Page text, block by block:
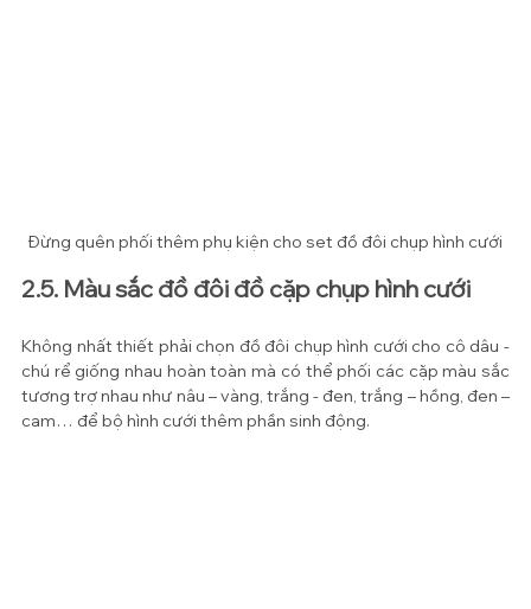
Đừng quên phối thêm phụ kiện cho set đồ đôi chụp hình cưới
2.5. Màu sắc đồ đôi đồ cặp chụp hình cưới
Không nhất thiết phải chọn đồ đôi chụp hình cưới cho cô dâu -
chú rể giống nhau hoàn toàn mà có thể phối các cặp màu sắc
tương trợ nhau như nâu – vàng, trắng - đen, trắng – hồng, đen –
cam… để bộ hình cưới thêm phần sinh động.